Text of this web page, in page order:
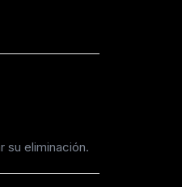
su eliminación.